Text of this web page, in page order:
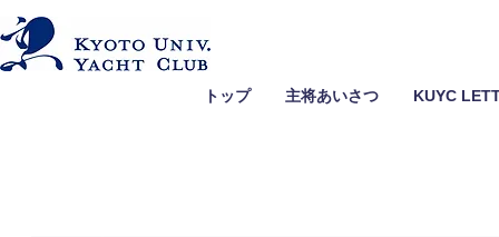
トップ 主将あいさつ KUYC